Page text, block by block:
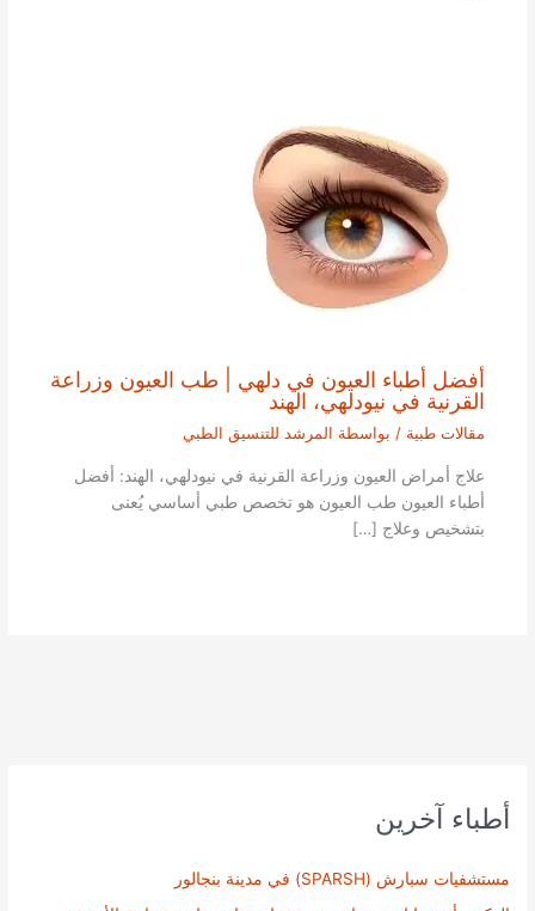
أطباء آخرين
مستشفيات سبارش (SPARSH) في مدينة بنجالور
أفضل أطباء العيون في دلهي | طب العيون وزراعة
القرنية في نيودلهي، الهند
مقالات طبية / بواسطة المرشد للتنسيق الطبي
علاج أمراض العيون وزراعة القرنية في نيودلهي، الهند: أفضل
أطباء العيون طب العيون هو تخصص طبي أساسي يُعنى
بتشخيص وعلاج […]